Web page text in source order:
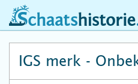
schaatshistorie.nl
IGS merk -